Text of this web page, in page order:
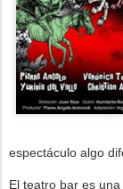
espectáculo algo
El teatro bar es